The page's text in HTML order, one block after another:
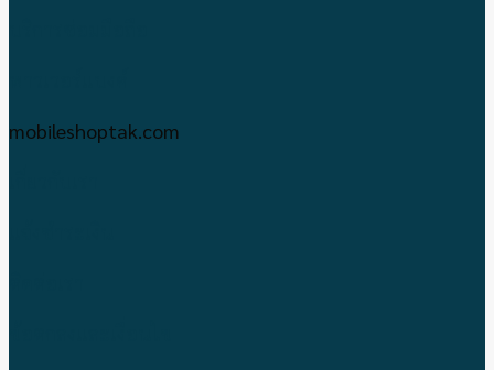
mobileshoptak.com